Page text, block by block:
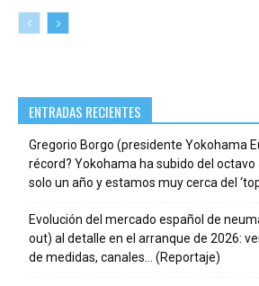
ENTRADAS RECIENTES
Gregorio Borgo (presidente Yokohama
récord? Yokohama ha subido del
solo un año y estamos muy cerca del
Evolución del mercado español de
out) al detalle en el arranque de 2026:
de medidas, canales… (Reportaje)